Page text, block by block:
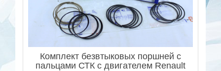
Комплект безвтыковых поршней с
пальцами СТК с двигателем Renault